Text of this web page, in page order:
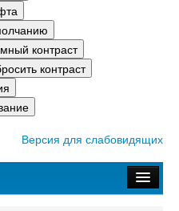
контраст
контраст
Версия для слабовидящих